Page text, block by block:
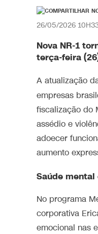
26/05/2026
Nova NR-1
terça-feira
A atualização
empresas
fiscalização do
assédio e
adoecer
aumento
Saúde
No programa
corporativa
emocional nas